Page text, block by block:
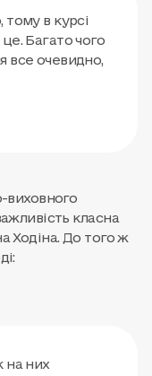
в курсі
Багато чого
все очевидно,
виховного
класна
Ходіна. До того ж
на них